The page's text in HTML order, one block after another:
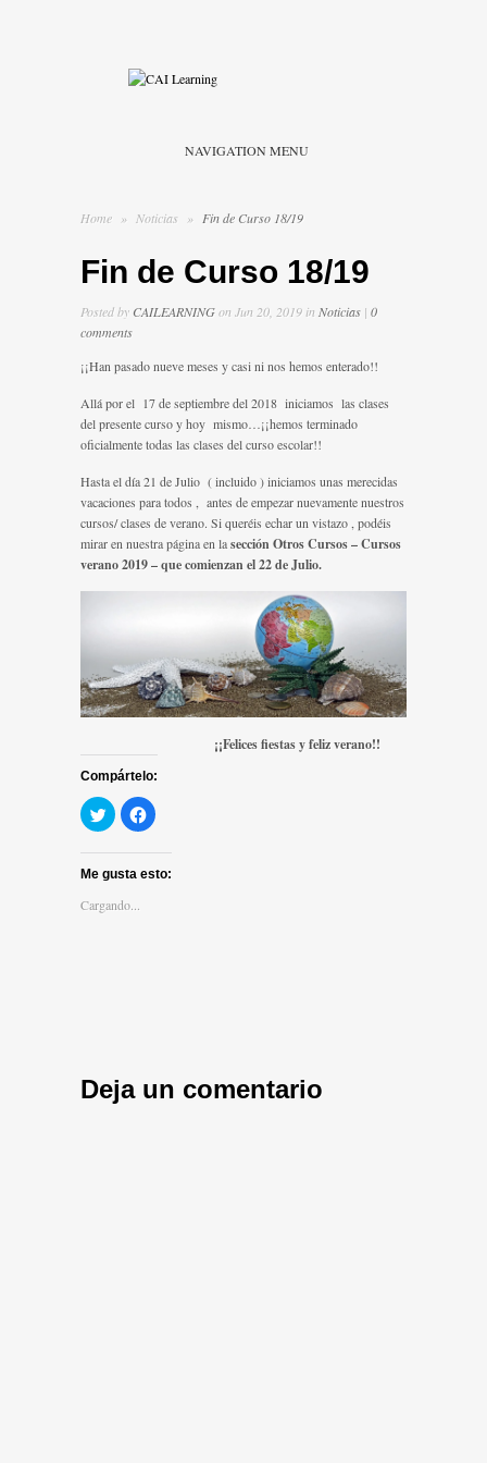
NAVIGATION MENU
Home » Noticias » Fin de Curso 18/19
Fin de Curso 18/19
Posted by CAILEARNINGon Jun 20, 2019 in Noticias | 0
comments
¡¡Han pasado nueve meses y casi ni nos hemos enterado!!
Allá por el 17 de septiembre del 2018 iniciamos las clases
del presente curso y hoy mismo…¡¡hemos terminado
oficialmente todas las clases del curso escolar!!
Hasta el día 21 de Julio ( incluido ) iniciamos unas merecidas
vacaciones para todos , antes de empezar nuevamente nuestros
cursos/ clases de verano. Si queréis echar un vistazo , podéis
mirar en nuestra página en lasección Otros Cursos – Cursos
verano 2019 – que comienzan el 22 de Julio.
¡¡Felices fiestas y feliz verano!!
Compártelo:
Haz
clic
para
compartir
Twitter
abre
en
Haz
clic
compartir
Facebook
Me gusta esto:
Cargando...
Deja un comentario